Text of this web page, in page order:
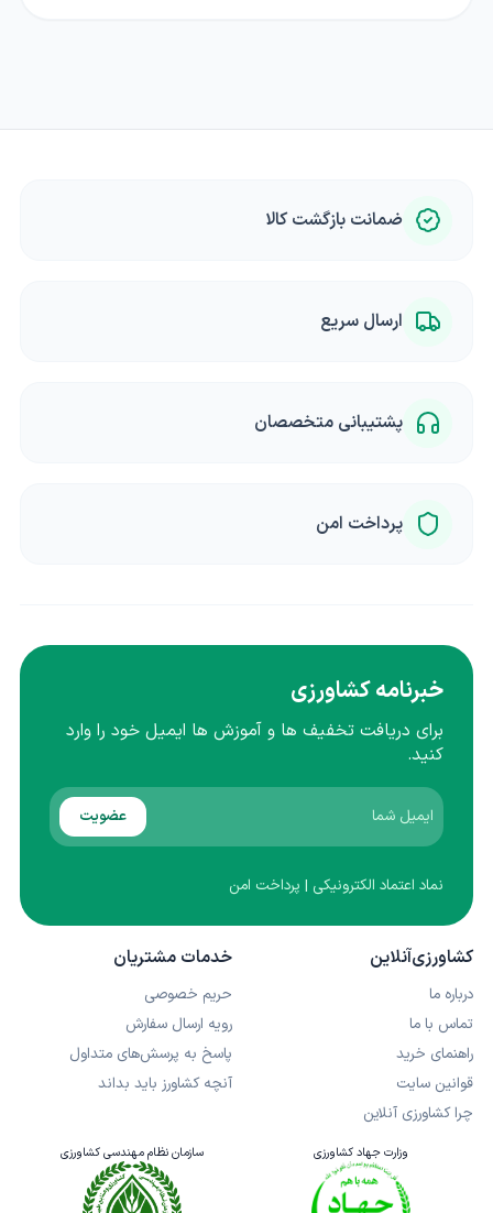
ضمانت بازگشت کالا
ارسال سریع
پشتیبانی متخصصان
پرداخت امن
خبرنامه کشاورزی
برای دریافت تخفیف ها و آموزش ها ایمیل خود را وارد
کنید.
عضویت
نماد اعتماد الکترونیکی | پرداخت امن
کشاورزی‌آنلاین
درباره ما
تماس با ما
راهنمای خرید
قوانین سایت
چرا کشاورزی آنلاین
خدمات مشتریان
حریم خصوصی
رویه ارسال سفارش
پاسخ به پرسش‌های متداول
آنچه کشاورز باید بداند
وزارت جهاد کشاورزی سازمان نظام مهندسی کشاورزی